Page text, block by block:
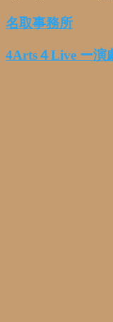
名取事務所
4Arts４Live ー演